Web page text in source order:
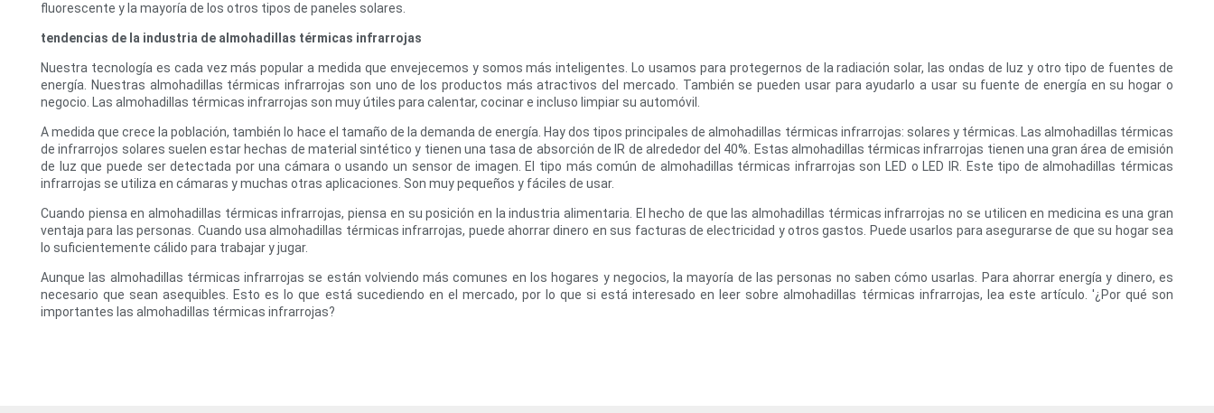
fluorescente y la mayoría de los otros tipos de paneles solares.
tendencias de la industria de almohadillas térmicas infrarrojas
Nuestra tecnología es cada vez más popular a medida que envejecemos y somos más inteligentes. Lo usamos para protegernos de la radiación solar, las ondas de luz y otro tipo de fuentes de
energía. Nuestras almohadillas térmicas infrarrojas son uno de los productos más atractivos del mercado. También se pueden usar para ayudarlo a usar su fuente de energía en su hogar o
negocio. Las almohadillas térmicas infrarrojas son muy útiles para calentar, cocinar e incluso limpiar su automóvil.
A medida que crece la población, también lo hace el tamaño de la demanda de energía. Hay dos tipos principales de almohadillas térmicas infrarrojas: solares y térmicas. Las almohadillas térmicas
de infrarrojos solares suelen estar hechas de material sintético y tienen una tasa de absorción de IR de alrededor del 40%. Estas almohadillas térmicas infrarrojas tienen una gran área de emisión
de luz que puede ser detectada por una cámara o usando un sensor de imagen. El tipo más común de almohadillas térmicas infrarrojas son LED o LED IR. Este tipo de almohadillas térmicas
infrarrojas se utiliza en cámaras y muchas otras aplicaciones. Son muy pequeños y fáciles de usar.
Cuando piensa en almohadillas térmicas infrarrojas, piensa en su posición en la industria alimentaria. El hecho de que las almohadillas térmicas infrarrojas no se utilicen en medicina es una gran
ventaja para las personas. Cuando usa almohadillas térmicas infrarrojas, puede ahorrar dinero en sus facturas de electricidad y otros gastos. Puede usarlos para asegurarse de que su hogar sea
lo suficientemente cálido para trabajar y jugar.
Aunque las almohadillas térmicas infrarrojas se están volviendo más comunes en los hogares y negocios, la mayoría de las personas no saben cómo usarlas. Para ahorrar energía y dinero, es
necesario que sean asequibles. Esto es lo que está sucediendo en el mercado, por lo que si está interesado en leer sobre almohadillas térmicas infrarrojas, lea este artículo. '¿Por qué son
importantes las almohadillas térmicas infrarrojas?